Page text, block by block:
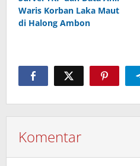
Waris Korban Laka Maut
di Halong Ambon
Komentar